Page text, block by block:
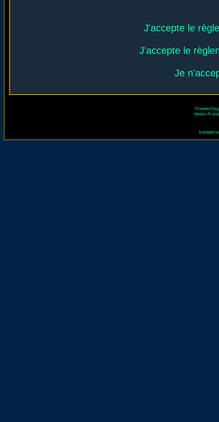
J'accepte le
J'accepte le
Je
Powered by
Version Fr